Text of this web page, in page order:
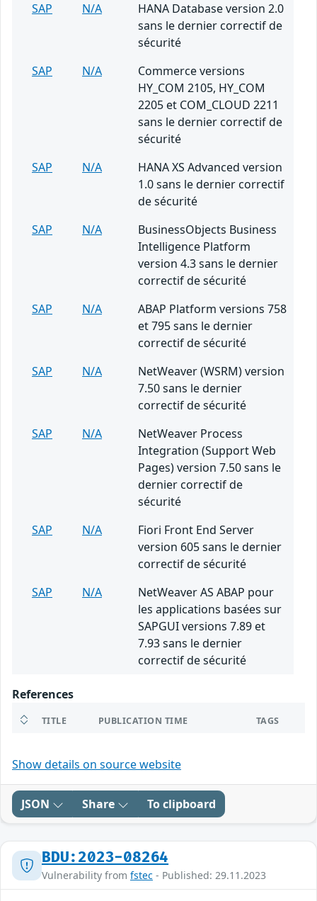
SAP
N/A
HANA Database version 2.0
sans le dernier correctif de
sécurité
SAP
N/A
Commerce versions
HY_COM 2105, HY_COM
2205 et COM_CLOUD 2211
sans le dernier correctif de
sécurité
SAP
N/A
HANA XS Advanced version
1.0 sans le dernier correctif
de sécurité
SAP
N/A
BusinessObjects Business
Intelligence Platform
version 4.3 sans le dernier
correctif de sécurité
SAP
N/A
ABAP Platform versions 758
et 795 sans le dernier
correctif de sécurité
SAP
N/A
NetWeaver (WSRM) version
7.50 sans le dernier
correctif de sécurité
SAP
N/A
NetWeaver Process
Integration (Support Web
Pages) version 7.50 sans le
dernier correctif de
sécurité
SAP
N/A
Fiori Front End Server
version 605 sans le dernier
correctif de sécurité
SAP
N/A
NetWeaver AS ABAP pour
les applications basées sur
SAPGUI versions 7.89 et
7.93 sans le dernier
correctif de sécurité
References
TITLE PUBLICATION TIME TAGS
Show details on source website
JSON Share To clipboard
BDU:2023-08264
Vulnerability from fstec - Published: 29.11.2023